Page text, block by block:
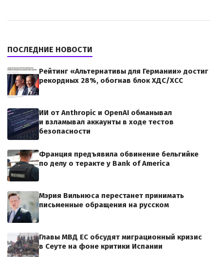
ПОСЛЕДНИЕ НОВОСТИ
Рейтинг «Альтернативы для Германии» достиг
рекордных 28%, обогнав блок ХДС/ХСС
ИИ от Anthropic и OpenAI обманывал
и взламывал аккаунты в ходе тестов
безопасности
Франция предъявила обвинение бельгийке
по делу о теракте у Bank of America
Мэрия Вильнюса перестанет принимать
письменные обращения на русском
Главы МВД ЕС обсудят миграционный кризис
в Сеуте на фоне критики Испании